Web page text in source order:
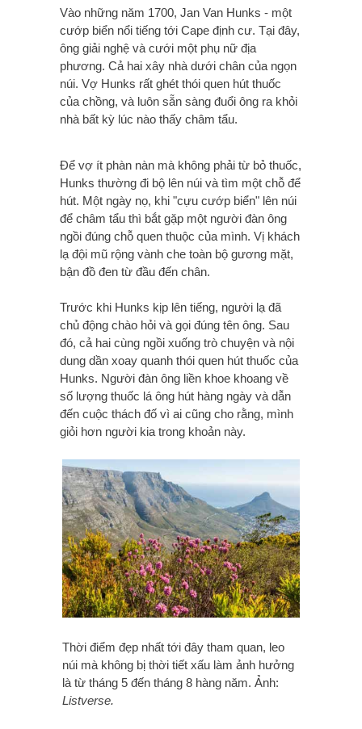
Vào những năm 1700, Jan Van Hunks - một
cướp biển nổi tiếng tới Cape định cư. Tại đây,
ông giải nghệ và cưới một phụ nữ địa
phương. Cả hai xây nhà dưới chân của ngọn
núi. Vợ Hunks rất ghét thói quen hút thuốc
của chồng, và luôn sẵn sàng đuổi ông ra khỏi
nhà bất kỳ lúc nào thấy châm tẩu.
Để vợ ít phàn nàn mà không phải từ bỏ thuốc,
Hunks thường đi bộ lên núi và tìm một chỗ để
hút. Một ngày nọ, khi "cựu cướp biển" lên núi
để châm tẩu thì bắt gặp một người đàn ông
ngồi đúng chỗ quen thuộc của mình. Vị khách
lạ đội mũ rộng vành che toàn bộ gương mặt,
bận đồ đen từ đầu đến chân.
Trước khi Hunks kịp lên tiếng, người lạ đã
chủ động chào hỏi và gọi đúng tên ông. Sau
đó, cả hai cùng ngồi xuống trò chuyện và nội
dung dần xoay quanh thói quen hút thuốc của
Hunks. Người đàn ông liền khoe khoang về
số lượng thuốc lá ông hút hàng ngày và dẫn
đến cuộc thách đố vì ai cũng cho rằng, mình
giỏi hơn người kia trong khoản này.
Thời điểm đẹp nhất tới đây tham quan, leo
núi mà không bị thời tiết xấu làm ảnh hưởng
là từ tháng 5 đến tháng 8 hàng năm. Ảnh:
Listverse.